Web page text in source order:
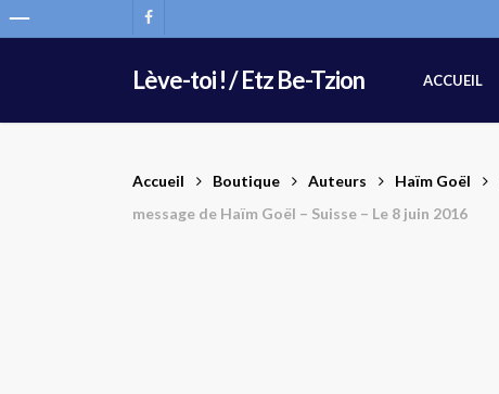
to
FACEBOOK
Lève-toi ! / Etz Be-Tzion ACCUEIL
Accueil Boutique Auteurs Haïm Goël
message de Haïm Goël – Suisse – Le 8 juin 2016